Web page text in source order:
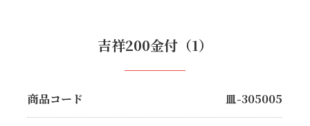
吉祥200金付（1）
商品コード 皿-305005